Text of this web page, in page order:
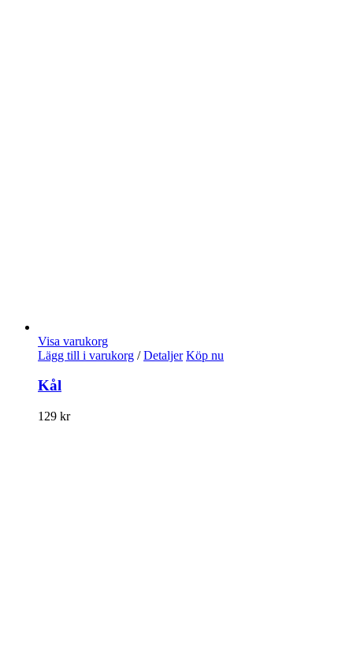
Visa varukorg
Lägg till i varukorg / Detaljer Köp nu
Kål
129 kr